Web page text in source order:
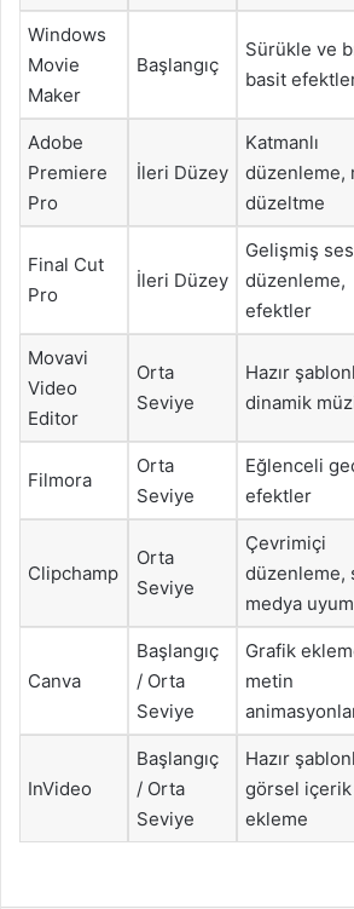
Windows
Movie
Maker
Başlangıç
Sürükle ve
basit
Adobe
Premiere
Pro
İleri Düzey
Katmanlı
düzenleme,
düzeltme
Final Cut
Pro
İleri Düzey
Gelişmiş ses
düzenleme,
efektler
Movavi
Video
Editor
Orta
Seviye
Hazır
dinamik
Filmora
Orta
Seviye
Eğlenceli
efektler
Clipchamp
Orta
Seviye
Çevrimiçi
düzenleme,
medya
Canva
Başlangıç
/ Orta
Seviye
Grafik
metin
InVideo
Başlangıç
/ Orta
Seviye
Hazır
görsel içerik
ekleme